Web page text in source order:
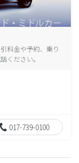
料金や予約、乗り
ください。
017-739-0100